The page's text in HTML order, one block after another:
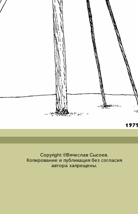
Copyright ©Вячеслав Сысоев.
Копирование и публикация без согласия
автора запрещены.